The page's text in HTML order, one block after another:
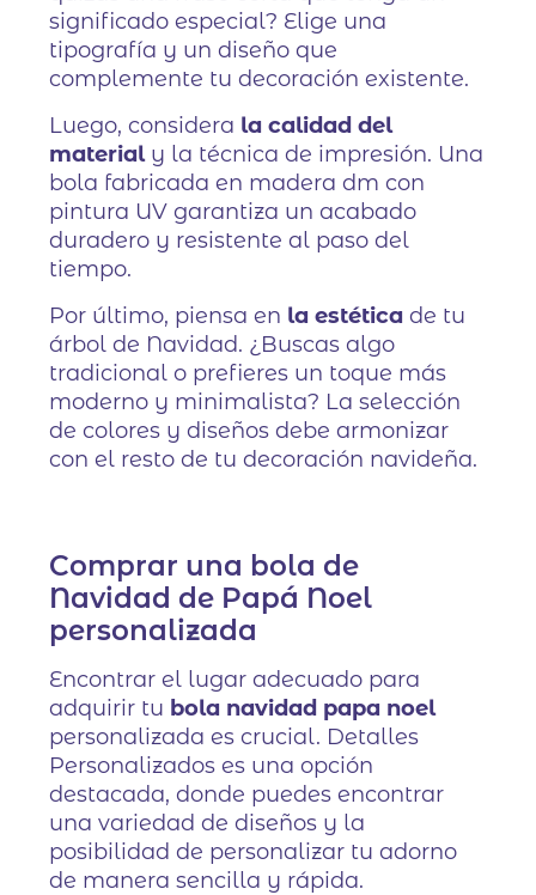
significado especial? Elige una
tipografía y un diseño que
complemente tu decoración existente.
Luego, considera la calidad del
materialy la técnica de impresión. Una
bola fabricada en madera dm con
pintura UV garantiza un acabado
duradero y resistente al paso del
tiempo.
Por último, piensa en la estética de tu
árbol de Navidad. ¿Buscas algo
tradicional o prefieres un toque más
moderno y minimalista? La selección
de colores y diseños debe armonizar
con el resto de tu decoración navideña.
Comprar una bola de
Navidad de Papá Noel
personalizada
Encontrar el lugar adecuado para
adquirir tu bola navidad papa noel
personalizada es crucial. Detalles
Personalizados es una opción
destacada, donde puedes encontrar
una variedad de diseños y la
posibilidad de personalizar tu adorno
de manera sencilla y rápida.